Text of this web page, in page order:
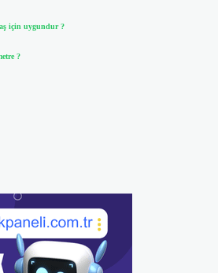
için uygundur ?
?